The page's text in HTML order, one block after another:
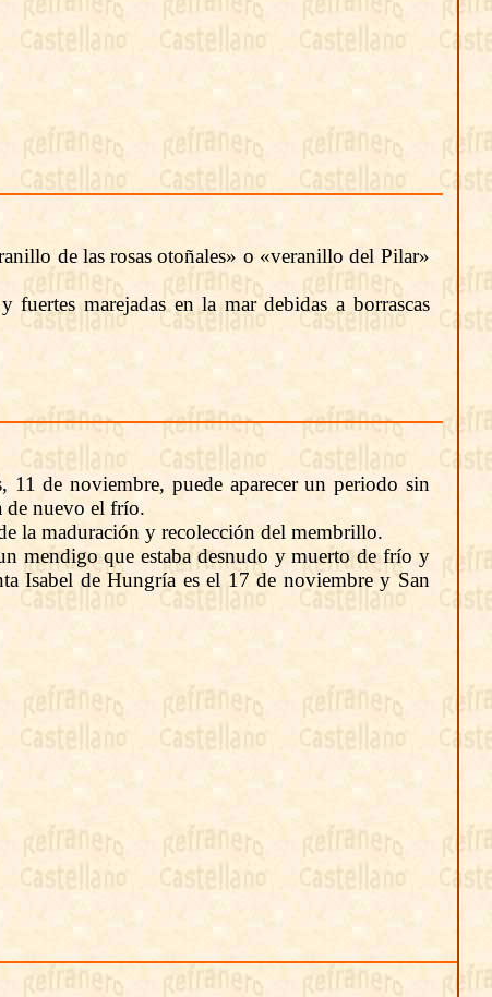
de las rosas otoñales» o «veranillo del Pilar»
marejadas en la mar debidas a borrascas
de noviembre, puede aparecer un periodo sin
de nuevo el frío.
la maduración y recolección del membrillo.
mendigo que estaba desnudo y muerto de frío y
Isabel de Hungría es el 17 de noviembre y San